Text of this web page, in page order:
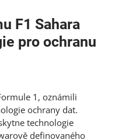
F1 Sahara
pro ochranu
1, oznámili
ochrany dat.
technologie
definovaného